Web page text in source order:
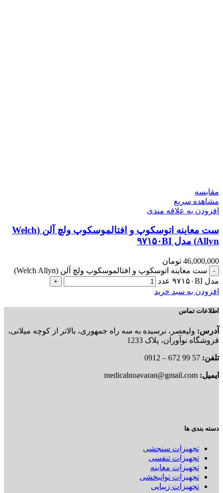
مقایسه
مشاهده سریع
افزودن به علاقه مندی
ست معاینه اتوسکوپ و افتالموسکوپ ولچ آلن (Welch
Allyn) مدل ۹۷۱۵۰BI
46,000,000 تومان
ست معاینه اتوسکوپ و افتالموسکوپ ولچ آلن (Welch Allyn)
مدل ۹۷۱۵۰BI عدد
افزودن به سبد خرید
اطلاعات تماس
آدرس: ولیعصر، نرسیده به سه راه جمهوری، بالاتر از کوچه میلانی،
فروشگاه نوآوران، پلاک 1233
تلفن: 57 99 672 – 0912
ایمیل:
دسته بندی ها
تجهیزات سنجشی
تجهیزات تنفسی
تجهیزات معاینه
تجهیزات توانبخشی
تجهیزات زیبایی